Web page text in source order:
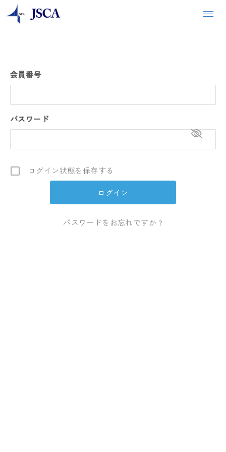
会員番号
パスワード
ログイン状態を保存する
パスワードをお忘れですか ?